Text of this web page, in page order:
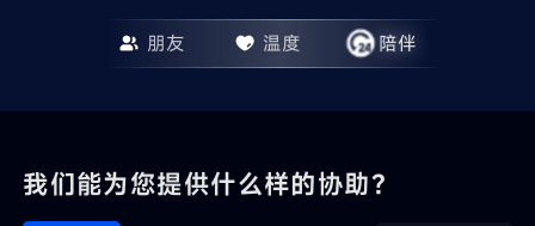
朋友 温度 陪伴
我们能为您提供什么样的协助？